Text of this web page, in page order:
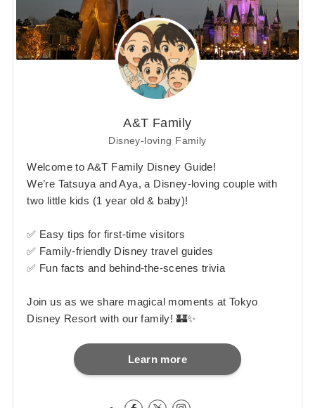
A&T Family
Disney-loving Family
Welcome to A&T Family Disney Guide!
We’re Tatsuya and Aya, a Disney-loving couple with
two little kids (1 year old & baby)!
✅ Easy tips for first-time visitors
✅ Family-friendly Disney travel guides
✅ Fun facts and behind-the-scenes trivia
Join us as we share magical moments at Tokyo
Disney Resort with our family! 🏰✨
Learn more